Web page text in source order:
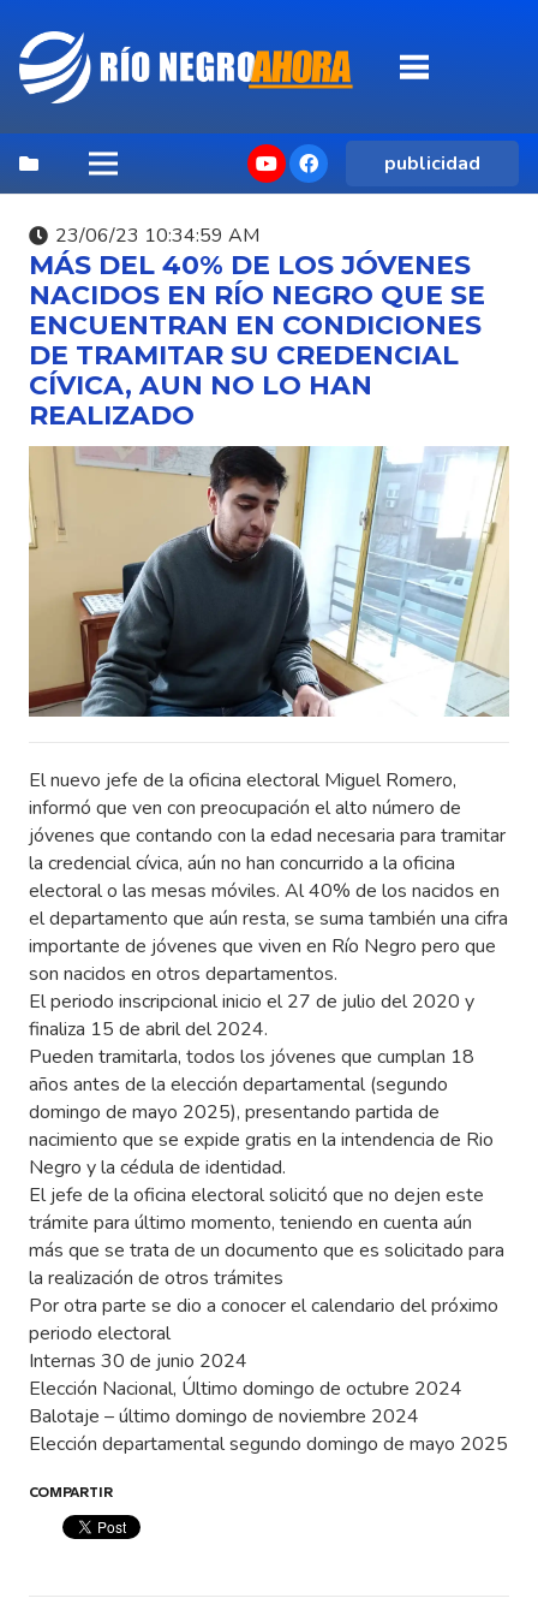
publicidad
23/06/23 10:34:59 AM
MÁS DEL 40% DE LOS JÓVENES
NACIDOS EN RÍO NEGRO QUE SE
ENCUENTRAN EN CONDICIONES
DE TRAMITAR SU CREDENCIAL
CÍVICA, AUN NO LO HAN
REALIZADO
El nuevo jefe de la oficina electoral Miguel Romero,
informó que ven con preocupación el alto número de
jóvenes que contando con la edad necesaria para tramitar
la credencial cívica, aún no han concurrido a la oficina
electoral o las mesas móviles. Al 40% de los nacidos en
el departamento que aún resta, se suma también una cifra
importante de jóvenes que viven en Río Negro pero que
son nacidos en otros departamentos.
El periodo inscripcional inicio el 27 de julio del 2020 y
finaliza 15 de abril del 2024.
Pueden tramitarla, todos los jóvenes que cumplan 18
años antes de la elección departamental (segundo
domingo de mayo 2025), presentando partida de
nacimiento que se expide gratis en la intendencia de Rio
Negro y la cédula de identidad.
El jefe de la oficina electoral solicitó que no dejen este
trámite para último momento, teniendo en cuenta aún
más que se trata de un documento que es solicitado para
la realización de otros trámites
Por otra parte se dio a conocer el calendario del próximo
periodo electoral
Internas 30 de junio 2024
Elección Nacional, Último domingo de octubre 2024
Balotaje – último domingo de noviembre 2024
Elección departamental segundo domingo de mayo 2025
COMPARTIR